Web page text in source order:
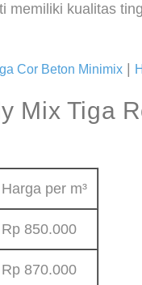
memiliki kualitas
Cor Beton Minimix
Mix Tiga
Harga per m³
Rp 850.000
Rp 870.000